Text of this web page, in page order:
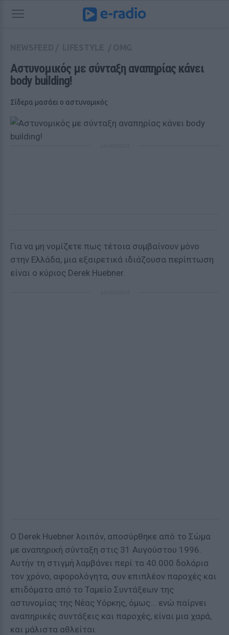
Αστυνομικός με σύνταξη αναπηρίας κάνει
body building!
Σίδερα μασάει ο αστυνομικός
Για να μη νομίζετε πως τέτοια συμβαίνουν μόνο
στην Ελλάδα, μια εξαιρετικά ιδιάζουσα περίπτωση
είναι ο κύριος Derek Huebner.
Ο Derek Huebner λοιπόν, αποσύρθηκε από το Σώμα
με αναπηρική σύνταξη στις 31 Αυγούστου 1996.
Αυτήν τη στιγμή λαμβάνει περί τα 40.000 δολάρια
τον χρόνο, αφορολόγητα, συν επιπλέον παροχές και
επιδόματα από το Ταμείο Συντάξεων της
αστυνομίας της Νέας Υόρκης, όμως... ενώ παίρνει
αναπηρικές συντάξεις και παροχές, είναι μια χαρά,
και μάλιστα αθλείται.